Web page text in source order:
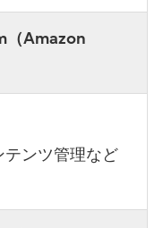
（Amazon
テンツ管理など